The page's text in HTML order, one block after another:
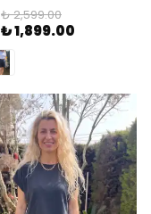
₺ 2,599.00
₺ 1,899.00